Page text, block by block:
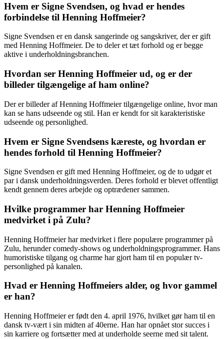
Hvem er Signe Svendsen, og hvad er hendes
forbindelse til Henning Hoffmeier?
Signe Svendsen er en dansk sangerinde og sangskriver, der er gift
med Henning Hoffmeier. De to deler et tæt forhold og er begge
aktive i underholdningsbranchen.
Hvordan ser Henning Hoffmeier ud, og er der
billeder tilgængelige af ham online?
Der er billeder af Henning Hoffmeier tilgængelige online, hvor man
kan se hans udseende og stil. Han er kendt for sit karakteristiske
udseende og personlighed.
Hvem er Signe Svendsens kæreste, og hvordan er
hendes forhold til Henning Hoffmeier?
Signe Svendsen er gift med Henning Hoffmeier, og de to udgør et
par i dansk underholdningsverden. Deres forhold er blevet offentligt
kendt gennem deres arbejde og optrædener sammen.
Hvilke programmer har Henning Hoffmeier
medvirket i på Zulu?
Henning Hoffmeier har medvirket i flere populære programmer på
Zulu, herunder comedy-shows og underholdningsprogrammer. Hans
humoristiske tilgang og charme har gjort ham til en populær tv-
personlighed på kanalen.
Hvad er Henning Hoffmeiers alder, og hvor gammel
er han?
Henning Hoffmeier er født den 4. april 1976, hvilket gør ham til en
dansk tv-vært i sin midten af 40erne. Han har opnået stor succes i
sin karriere og fortsætter med at underholde seerne med sit talent.